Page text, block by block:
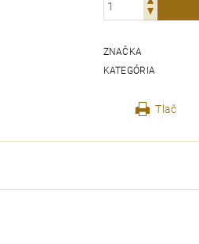
ZNAČKA
KATEGÓRIA
Tlač